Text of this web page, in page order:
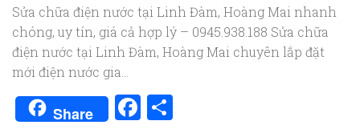
Sửa chữa điện nước tại Linh Đàm, Hoàng Mai nhanh
chóng, uy tín, giá cả hợp lý – 0945.938.188 Sửa chữa
điện nước tại Linh Đàm, Hoàng Mai chuyên lắp đặt
mới điện nước gia...
Share Facebook